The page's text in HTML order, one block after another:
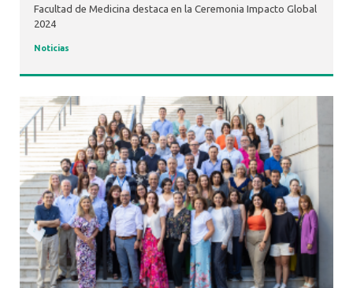
Facultad de Medicina destaca en la Ceremonia Impacto Global
2024
Noticias